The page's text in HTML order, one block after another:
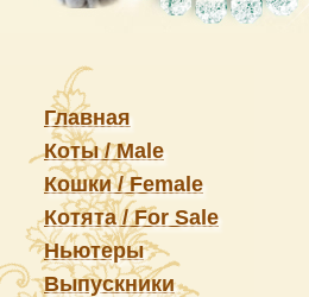
Главная
Коты / Male
Кошки / Female
Котята / For Sale
Ньютеры
Выпускники